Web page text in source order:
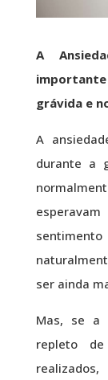
A
grávida e
A
durante a
ser ainda
Mas, se a
repleto